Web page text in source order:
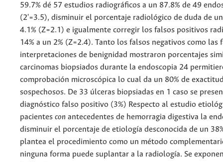
59.7% dé 57 estudios radiográficos a un 87.8% de 49
(2'=3.5), disminuir el porcentaje radiológico de duda de
4.1% (Z=2.1) e igualmente corregir los falsos positivos
14% a un 2% (Z=2.4). Tanto los falsos negativos como las
interpretaciones de benignidad mostraron porcentajes
carcinomas biopsiados durante la endoscopia 24
comprobación microscópica lo cual da un 80% de
sospechosos. De 33 úlceras biopsiadas en 1 caso se
diagnóstico falso positivo (3%) Respecto al estudio
pacientes con antecedentes de hemorragia digestiva la
disminuir el porcentaje de etiología desconocida de un
plantea el procedimiento como un método
ninguna forma puede suplantar a la radiología. Se